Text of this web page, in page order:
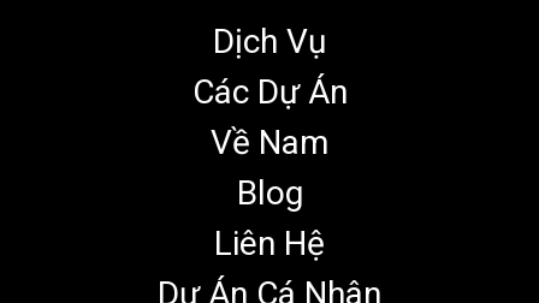
Dịch Vụ
Các Dự Án
Về Nam
Blog
Liên Hệ
Dự Án Cá Nhân